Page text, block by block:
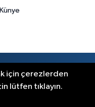
Künye
Her hakkı saklıdır.
için çerezlerden
lütfen tıklayın.